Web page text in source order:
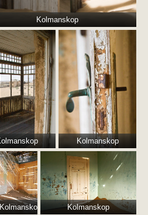
Kolmanskop
Kolmanskop Kolmanskop
Kolmanskop Kolmanskop